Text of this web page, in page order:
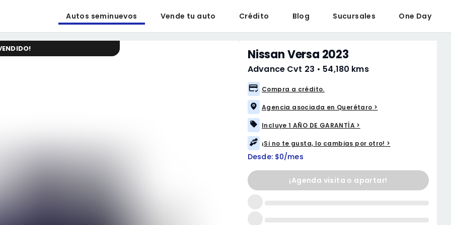
Autos seminuevos Vende tu auto Crédito Blog Sucursales One Day
! Nissan Versa 2023
Advance Cvt 23 • 54,180 kms
Compra a crédito.
Agencia asociada en Querétaro >
Incluye 1 AÑO DE GARANTÍA >
¡Si no te gusta, lo cambias por otro! >
Desde: $0/mes
¡Agenda visita o apartar!